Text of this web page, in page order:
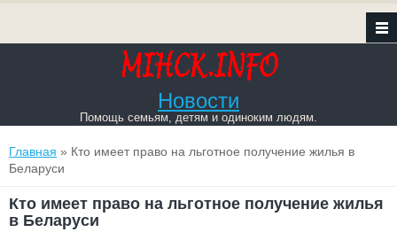
Новости
Помощь семьям, детям и одиноким людям.
Вы здесь
Главная » Кто имеет право на льготное получение жилья в
Беларуси
Кто имеет право на льготное получение жилья
в Беларуси